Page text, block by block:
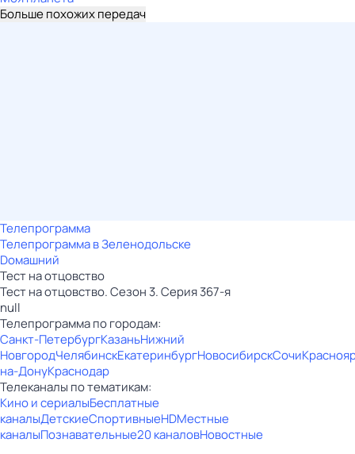
Больше похожих передач
Телепрограмма
Телепрограмма в Зеленодольске
Dомашний
Тест нa отцовствo
Тест нa отцовствo. Сезон 3. Серия 367-я
null
Телепрограмма по городам:
Санкт-ПетербургКазаньНижний
НовгородЧелябинскЕкатеринбургНовосибирскСочи
на-ДонуКраснодар
Телеканалы по тематикам:
Кино и сериалыБесплатные
каналыДетскиеСпортивныеHDМестные
каналыПознавательные20 каналовНовостные